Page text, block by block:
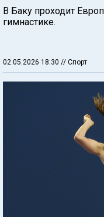
В Баку проходит
гимнастике.
02.05.2026 18:30 // Спорт